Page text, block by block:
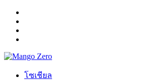
โซเชียล